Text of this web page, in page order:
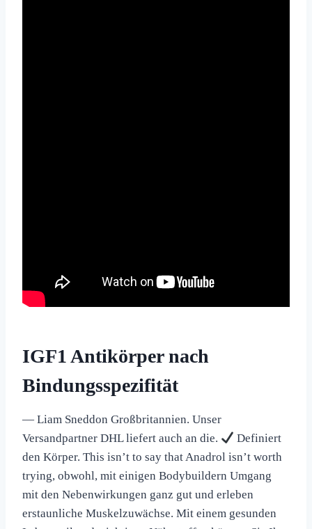
IGF1 Antikörper nach
Bindungsspezifität
— Liam Sneddon Großbritannien. Unser
Versandpartner DHL liefert auch an die.
Definiert
den Körper. This isn’t to say that Anadrol isn’t worth
trying, obwohl, mit einigen Bodybuildern Umgang
mit den Nebenwirkungen ganz gut und erleben
erstaunliche Muskelzuwächse. Mit einem gesunden